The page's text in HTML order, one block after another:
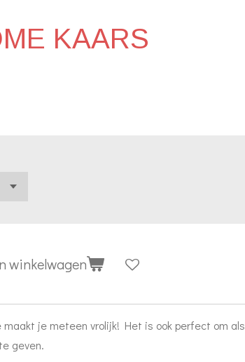
KAARS
winkelwagen
maakt je meteen vrolijk! Het is ook perfect om als
geven.